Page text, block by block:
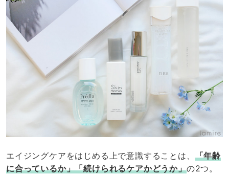
エイジングケアをはじめる上で意識することは、 「年齢
に合っているか」「続けられるケアかどうか」の2つ。